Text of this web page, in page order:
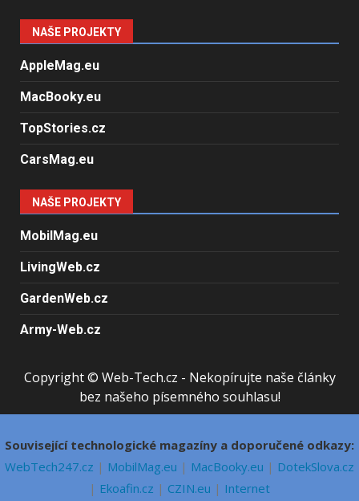
NAŠE PROJEKTY
AppleMag.eu
MacBooky.eu
TopStories.cz
CarsMag.eu
NAŠE PROJEKTY
MobilMag.eu
LivingWeb.cz
GardenWeb.cz
Army-Web.cz
Copyright © Web-Tech.cz - Nekopírujte naše články
bez našeho písemného souhlasu!
Související technologické magazíny a doporučené odkazy:
WebTech247.cz | MobilMag.eu | MacBooky.eu | DotekSlova.cz
| Ekoafin.cz | CZIN.eu | Internet